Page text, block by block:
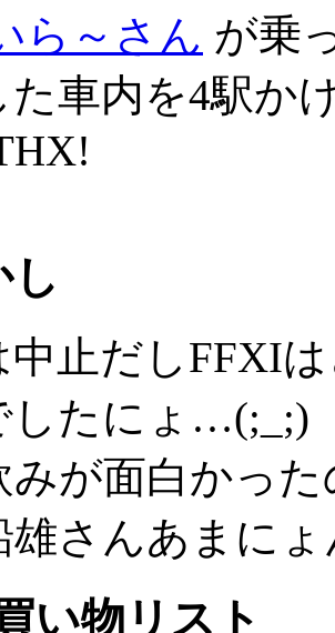
ら～さん が乗
た車内を4駅か
し
中止だしFFXI
したにょ…(;_;)
みが面白かっ
雄さんあまに
い物リスト